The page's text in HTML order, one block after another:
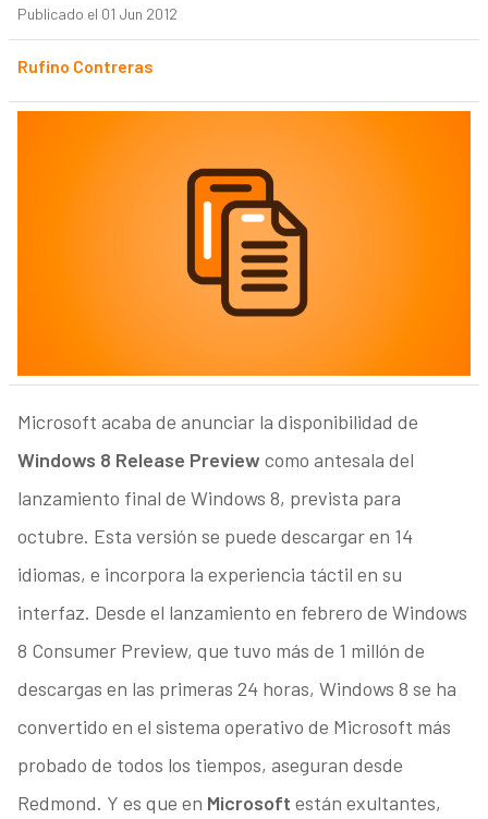
Publicado el 01 Jun 2012
Rufino Contreras
Microsoft acaba de anunciar la disponibilidad de
Windows 8 Release Preview como antesala del
lanzamiento final de Windows 8, prevista para
octubre. Esta versión se puede descargar en 14
idiomas, e incorpora la experiencia táctil en su
interfaz. Desde el lanzamiento en febrero de Windows
8 Consumer Preview, que tuvo más de 1 millón de
descargas en las primeras 24 horas, Windows 8 se ha
convertido en el sistema operativo de Microsoft más
probado de todos los tiempos, aseguran desde
Redmond. Y es que en Microsoft están exultantes,